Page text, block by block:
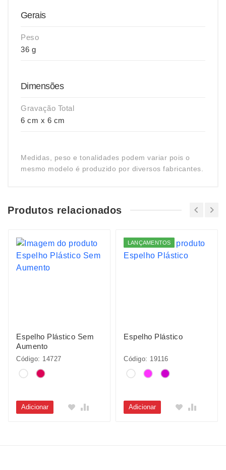
Gerais
Peso
36 g
Dimensões
Gravação Total
6 cm x 6 cm
Medidas, peso e tonalidades podem variar pois o
mesmo modelo é produzido por diversos fabricantes.
Produtos relacionados
Espelho Plástico Sem
Aumento
Código: 14727
Adicionar
LANÇAMENTOS
Espelho Plástico
Código: 19116
Adicionar